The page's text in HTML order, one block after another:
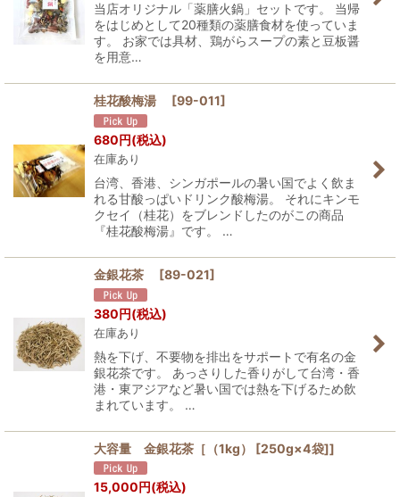
当店オリジナル「薬膳火鍋」セットです。 当帰
をはじめとして20種類の薬膳食材を使っていま
す。 お家では具材、鶏がらスープの素と豆板醤
を用意…
桂花酸梅湯 [99-011]
680円(税込)
在庫あり
台湾、香港、シンガポールの暑い国でよく飲ま
れる甘酸っぱいドリンク酸梅湯。 それにキンモ
クセイ（桂花）をブレンドしたのがこの商品
『桂花酸梅湯』です。 …
金銀花茶 [89-021]
380円(税込)
在庫あり
熱を下げ、不要物を排出をサポートで有名の金
銀花茶です。 あっさりした香りがして台湾・香
港・東アジアなど暑い国では熱を下げるため飲
まれています。 …
大容量 金銀花茶［（1kg） [250g×4袋]]
15,000 円(税込)